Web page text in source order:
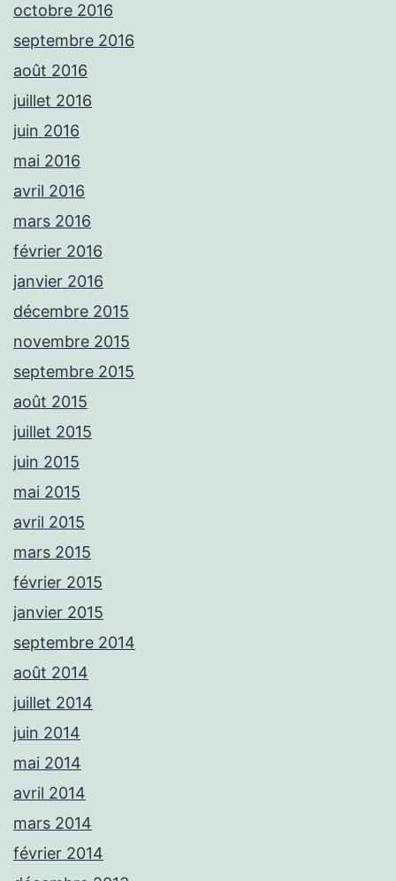
octobre 2016
septembre 2016
août 2016
juillet 2016
juin 2016
mai 2016
avril 2016
mars 2016
février 2016
janvier 2016
décembre 2015
novembre 2015
septembre 2015
août 2015
juillet 2015
juin 2015
mai 2015
avril 2015
mars 2015
février 2015
janvier 2015
septembre 2014
août 2014
juillet 2014
juin 2014
mai 2014
avril 2014
mars 2014
février 2014